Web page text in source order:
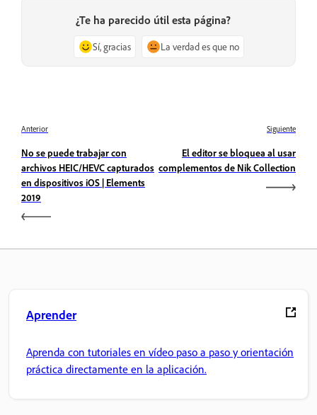
¿Te ha parecido útil esta página?
Sí, gracias La verdad es que no
Anterior
No se puede trabajar con
archivos HEIC/HEVC capturados
en dispositivos iOS | Elements
2019
Siguiente
El editor se bloquea al usar
complementos de Nik Collection
Aprender
Aprenda con tutoriales en vídeo paso a paso y orientación
práctica directamente en la aplicación.